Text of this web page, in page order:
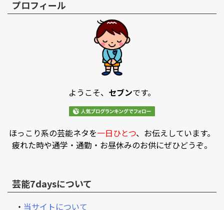
プロフィール
ようこそ、 セブンです。
ほっこり系の芸能ネタを一日ひとつ、お伝えしています。
疲れた時や通学・通勤・お昼休みのお供にぜひどうぞ。
芸能7daysについて
・ 当サイトについて